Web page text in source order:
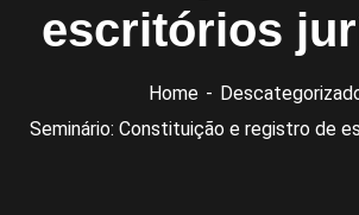
escritórios
Home
Seminário: Constituição e registro de